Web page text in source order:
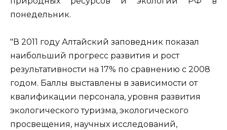
понедельник.
"В 2011 году Алтайский заповедник показал
наибольший прогресс развития и рост
результативности на 17% по сравнению с 2008
годом. Баллы выставлены в зависимости от
квалификации персонала, уровня развития
экологического туризма, экологического
просвещения, научных исследований,